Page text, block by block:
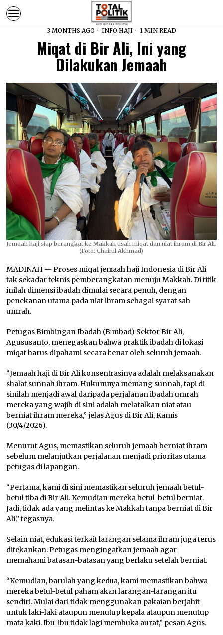
3 MONTHS AGO INFO HAJI 1 MIN READ
Miqat di Bir Ali, Ini yang
Dilakukan Jemaah
Jemaah haji siap berangkat ke Makkah usah miqat dan niat ihram di Bir Ali.
(Foto: Chairul Akhmad)
MADINAH — Proses miqat jemaah haji Indonesia di Bir Ali
tak sekadar teknis pemberangkatan menuju Makkah. Di titik
inilah dimensi ibadah dimulai secara penuh, dengan
penekanan utama pada niat ihram sebagai syarat sah
umrah.
Petugas Bimbingan Ibadah (Bimbad) Sektor Bir Ali,
Agususanto, menegaskan bahwa praktik ibadah di lokasi
miqat harus dipahami secara benar oleh seluruh jemaah.
“Jemaah haji di Bir Ali konsentrasinya adalah melaksanakan
shalat sunnah ihram. Hukumnya memang sunnah, tapi di
sinilah menjadi awal daripada perjalanan ibadah umrah
mereka yang wajib di sini adalah melafalkan niat atau
berniat ihram mereka,” jelas Agus di Bir Ali, Kamis
(30/4/2026).
Menurut Agus, memastikan seluruh jemaah berniat ihram
sebelum melanjutkan perjalanan menjadi prioritas utama
petugas di lapangan.
“Pertama, kami di sini memastikan seluruh jemaah betul-
betul tiba di Bir Ali. Kemudian mereka betul-betul berniat.
Jadi, tidak ada yang melintas ke Makkah tanpa berniat di Bir
Ali,” tegasnya.
Selain niat, edukasi terkait larangan selama ihram juga terus
ditekankan. Petugas mengingatkan jemaah agar
memahami batasan-batasan yang berlaku setelah berniat.
“Kemudian, barulah yang kedua, kami memastikan bahwa
mereka betul-betul paham akan larangan-larangan itu
sendiri. Mulai dari tidak menggunakan pakaian berjahit
untuk laki-laki ataupun menutup kepala ataupun menutup
mata kaki. Ibu-ibu tidak lagi membuka aurat,” pesan Agus.